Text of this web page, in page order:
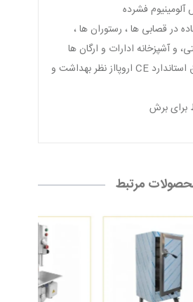
فشرده
در قصابی ها ، رستوران ها ،
و آشپزخانه ادارات و ارگان ها
• ساخته شده مطابق استاندارد CE اروپااز نظر بهداشت و
برای برش
مرتبط